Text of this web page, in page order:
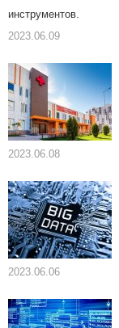
инструментов.
2023.06.09
2023.06.08
2023.06.06